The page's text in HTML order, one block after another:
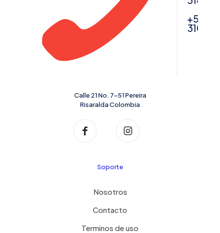
+57
Calle 21 No. 7-51 Pereira
Risaralda Colombia
Soporte
Nosotros
Contacto
Terminos de uso